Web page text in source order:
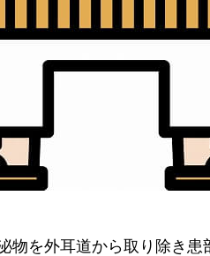
物を外耳道から取り除き